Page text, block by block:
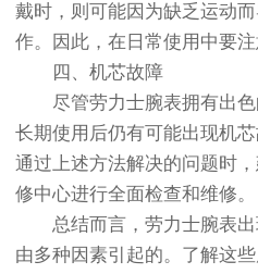
戴时，则可能因为缺乏运动
作。因此，在日常使用中要注
四、机芯故障
尽管劳力士腕表拥有出色
长期使用后仍有可能出现机
通过上述方法解决的问题时
修中心进行全面检查和维修。
总结而言，劳力士腕表出
由多种因素引起的。了解这